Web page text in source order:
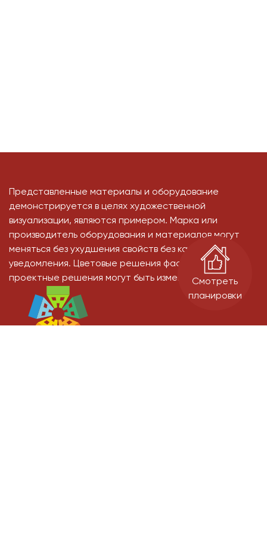
Представленные материалы и оборудование
демонстрируется в целях художественной
визуализации, являются примером. Марка или
производитель оборудования и материалов могут
меняться без ухудшения свойств без какого-либо
уведомления. Цветовые решения фасадов, и иные
проектные решения могут быть измененыСмотреть
планировки